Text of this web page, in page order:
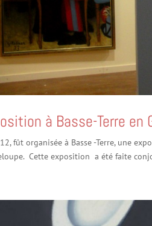
à Basse-Terre en
fût organisée à Basse -Terre, une
Cette exposition a été faite